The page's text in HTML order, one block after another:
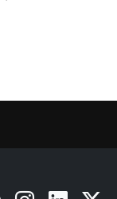
Facebook Instagram